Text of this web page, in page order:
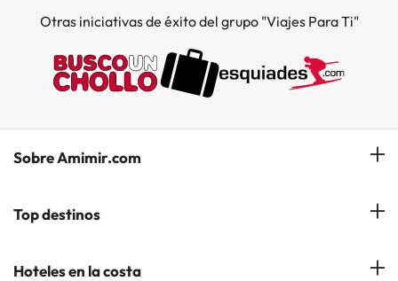
Otras iniciativas de éxito del grupo "Viajes Para Ti"
Sobre Amimir.com
¿Quiénes somos?
Top destinos
Hoteles en Salou
Hoteles en la costa